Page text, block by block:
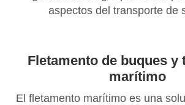
aspectos del transporte de
Fletamento de buques y
marítimo
El fletamento marítimo es una